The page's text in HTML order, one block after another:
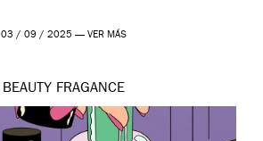
03 / 09 / 2025 — VER MÁS
BEAUTY FRAGANCE